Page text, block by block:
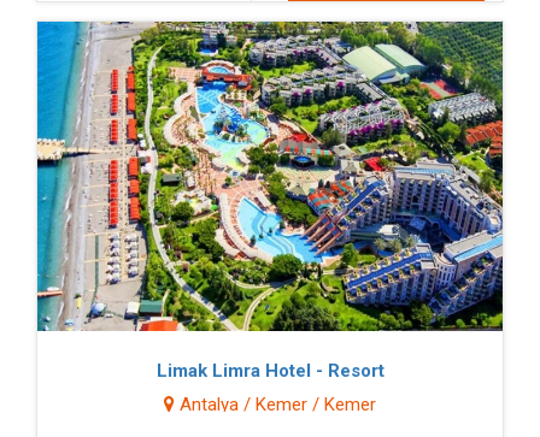
Limak Limra Hotel - Resort
Antalya / Kemer / Kemer